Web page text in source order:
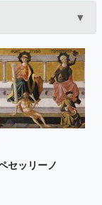
セッリーノ